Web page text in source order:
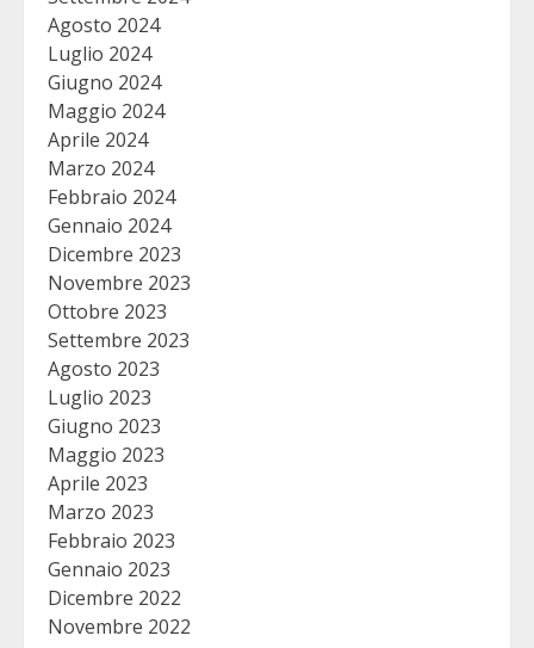
Agosto 2024
Luglio 2024
Giugno 2024
Maggio 2024
Aprile 2024
Marzo 2024
Febbraio 2024
Gennaio 2024
Dicembre 2023
Novembre 2023
Ottobre 2023
Settembre 2023
Agosto 2023
Luglio 2023
Giugno 2023
Maggio 2023
Aprile 2023
Marzo 2023
Febbraio 2023
Gennaio 2023
Dicembre 2022
Novembre 2022